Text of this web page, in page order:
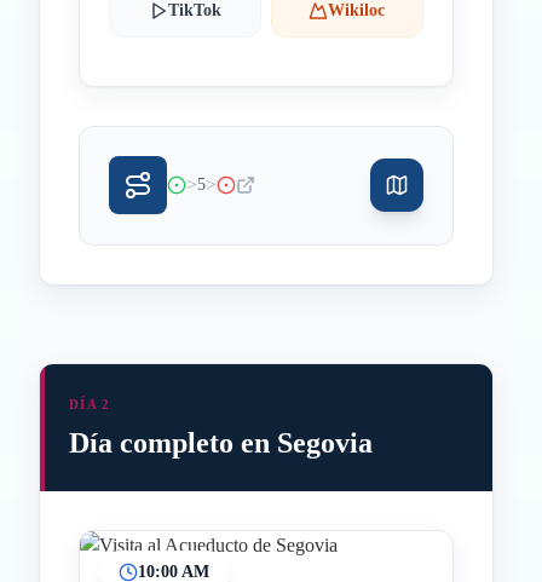
TikTok Wikiloc
>5>
DÍA 2
Día completo en Segovia
10:00 AM